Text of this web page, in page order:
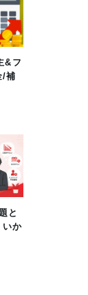
&フ
/補
と
いか